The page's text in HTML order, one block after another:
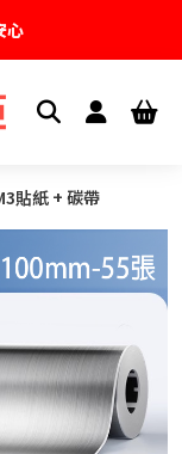
心
等
｜售後完善
貼紙 + 碳帶